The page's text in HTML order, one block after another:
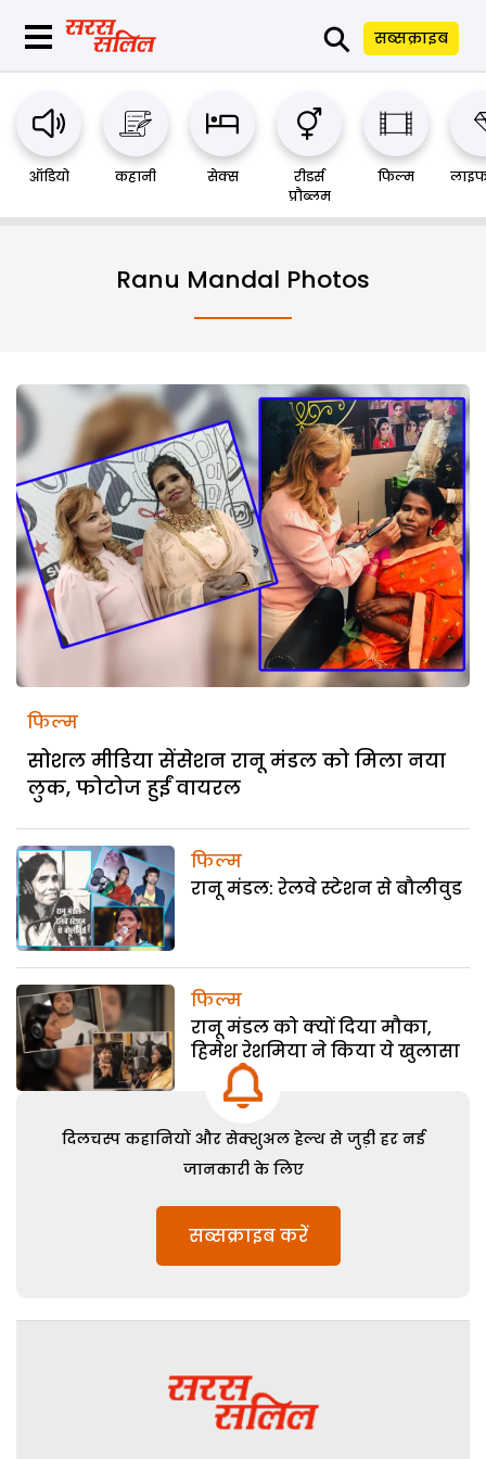
⚲ सब्सक्राइब
ऑडियो कहानी सेक्स
रीडर्स
प्रौब्लम
फिल्म
Ranu Mandal Photos
फिल्म
सोशल मीडिया सेंसेशन रानू मंडल को मिला नया
लुक, फोटोज हुईं वायरल
फिल्म
रानू मंडल: रेलवे स्टेशन से बौलीवुड
फिल्म
रानू मंडल को क्यों दिया मौका,
हिमेश रेशमिया ने किया ये खुलासा
दिलचस्प कहानियों और सेक्शुअल हेल्थ से जुड़ी हर नई
जानकारी के लिए
सब्सक्राइब करें